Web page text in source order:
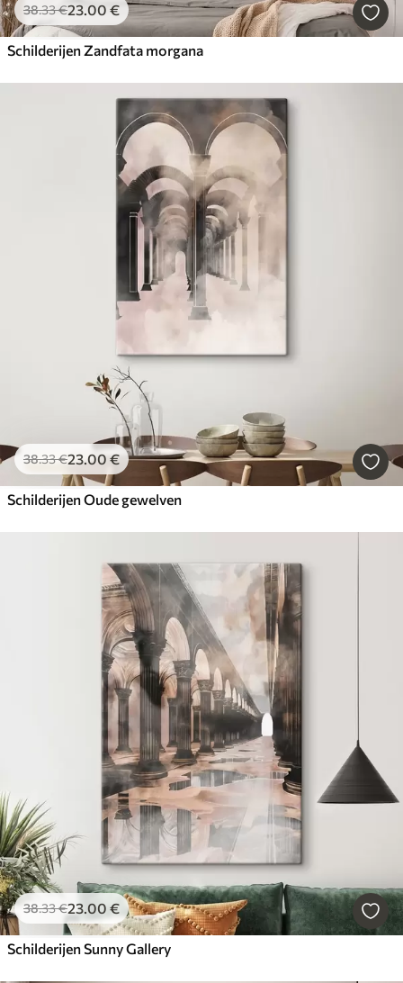
38.33€23.00 €
Schilderijen Zandfata morgana
38.33€23.00 €
Schilderijen Oude gewelven
38.33€23.00 €
Schilderijen Sunny Gallery